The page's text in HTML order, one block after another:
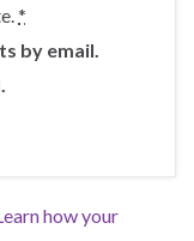
*
by email.
how your